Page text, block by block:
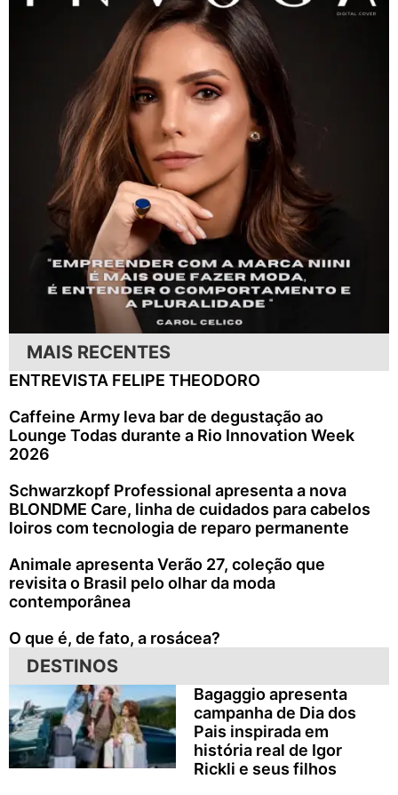
MAIS RECENTES
ENTREVISTA FELIPE THEODORO
Caffeine Army leva bar de degustação ao
Lounge Todas durante a Rio Innovation Week
2026
Schwarzkopf Professional apresenta a nova
BLONDME Care, linha de cuidados para cabelos
loiros com tecnologia de reparo permanente
Animale apresenta Verão 27, coleção que
revisita o Brasil pelo olhar da moda
contemporânea
O que é, de fato, a rosácea?
DESTINOS
Bagaggio apresenta
campanha de Dia dos
Pais inspirada em
história real de Igor
Rickli e seus filhos